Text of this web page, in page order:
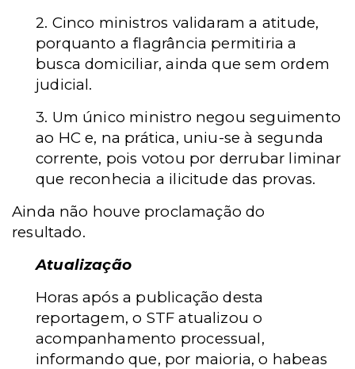
2. Cinco ministros validaram a atitude,
porquanto a flagrância permitiria a
busca domiciliar, ainda que sem ordem
judicial.
3. Um único ministro negou seguimento
ao HC e, na prática, uniu-se à segunda
corrente, pois votou por derrubar liminar
que reconhecia a ilicitude das provas.
Ainda não houve proclamação do
resultado.
Atualização
Horas após a publicação desta
reportagem, o STF atualizou o
acompanhamento processual,
informando que, por maioria, o habeas